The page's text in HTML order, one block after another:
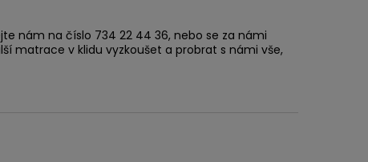
nám na číslo 734 22 44 36, nebo se za námi
matrace v klidu vyzkoušet a probrat s námi vše,